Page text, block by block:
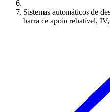
Sistemas automáticos de
barra de apoio rebatível,